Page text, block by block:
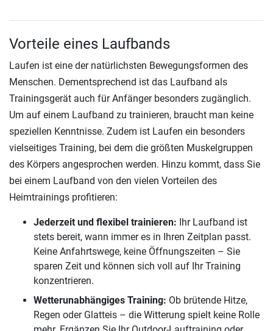
Vorteile eines Laufbands
Laufen ist eine der natürlichsten Bewegungsformen des
Menschen. Dementsprechend ist das Laufband als
Trainingsgerät auch für Anfänger besonders zugänglich.
Um auf einem Laufband zu trainieren, braucht man keine
speziellen Kenntnisse. Zudem ist Laufen ein besonders
vielseitiges Training, bei dem die größten Muskelgruppen
des Körpers angesprochen werden. Hinzu kommt, dass Sie
bei einem Laufband von den vielen Vorteilen des
Heimtrainings profitieren:
Jederzeit und flexibel trainieren: Ihr Laufband ist
stets bereit, wann immer es in Ihren Zeitplan passt.
Keine Anfahrtswege, keine Öffnungszeiten – Sie
sparen Zeit und können sich voll auf Ihr Training
konzentrieren.
Wetterunabhängiges Training: Ob brütende Hitze,
Regen oder Glatteis – die Witterung spielt keine Rolle